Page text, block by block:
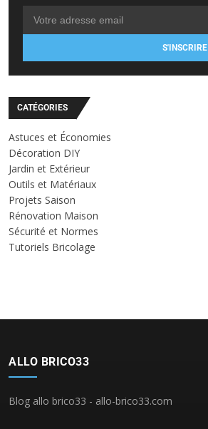
S'INSCRIRE
CATÉGORIES
Astuces et Économies
Décoration DIY
Jardin et Extérieur
Outils et Matériaux
Projets Saison
Rénovation Maison
Sécurité et Normes
Tutoriels Bricolage
ALLO BRICO33
Blog allo brico33 - allo-brico33.com